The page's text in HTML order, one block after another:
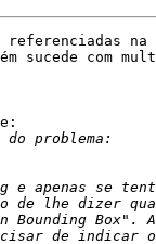
referenciadas
sucede com